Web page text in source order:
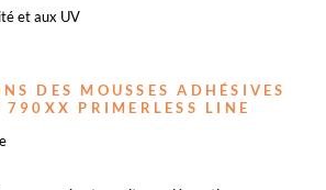
et aux UV
DES MOUSSES ADHÉSIVES
790XX PRIMERLESS LINE